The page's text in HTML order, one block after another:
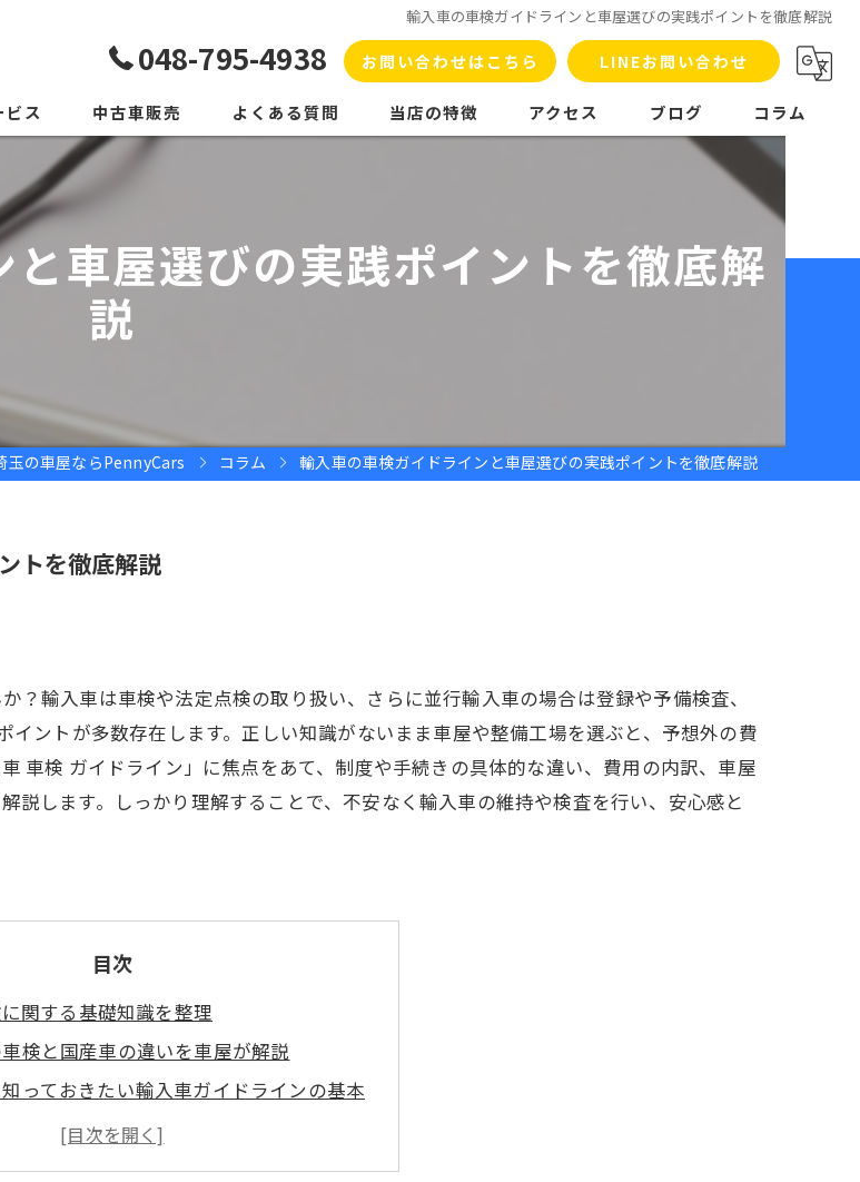
輸入車の車検ガイドラインと車屋選びの実践ポイントを徹底解説
048-795-4938 お問い合わせはこちら LINEお問い合わせ
ビス 中古車販売 よくある質問 当店の特徴
洗車
アクセス ブログ コラム
車屋選びの実践ポイントを徹底解
説
玉の車屋ならPennyCars コラム 輸入車の車検ガイドラインと車屋選びの実践ポイントを徹底解説
トを徹底解説
輸入車は車検や法定点検の取り扱い、さらに並行輸入車の場合は登録や予備検査、
ントが多数存在します。正しい知識がないまま車屋や整備工場を選ぶと、予想外の費
車検 ガイドライン」に焦点をあて、制度や手続きの具体的な違い、費用の内訳、車屋
説します。しっかり理解することで、不安なく輸入車の維持や検査を行い、安心感と
目次
関する基礎知識を整理
検と国産車の違いを車屋が解説
っておきたい輸入車ガイドラインの基本
が輸入車車検の安心につながる理由
で必要な書類と車屋のサポート活用法